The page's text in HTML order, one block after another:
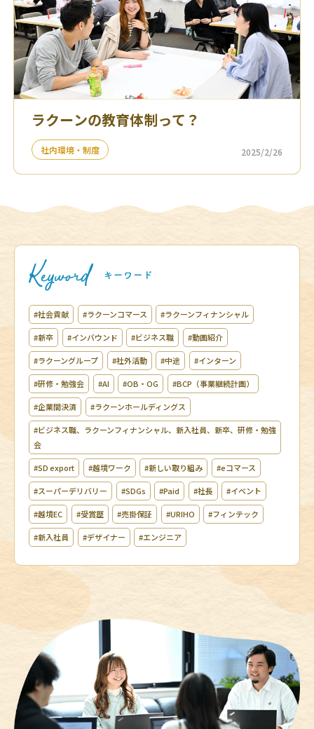
ラクーンの教育体制って？
社内環境・制度 2025/2/26
#社会貢献 #ラクーンコマース #ラクーンフィナンシャル
#新卒 #インバウンド #ビジネス職 #動画紹介
#ラクーングループ #社外活動 #中途 #インターン
#研修・勉強会 #AI #OB・OG #BCP（事業継続計画）
#企業間決済 #ラクーンホールディングス
#ビジネス職、ラクーンフィナンシャル、新入社員、新卒、研修・勉強
会
#SD export #越境ワーク #新しい取り組み #eコマース
#スーパーデリバリー #SDGs #Paid #社長 #イベント
#越境EC #受賞歴 #売掛保証 #URIHO #フィンテック
#新入社員 #デザイナー #エンジニア